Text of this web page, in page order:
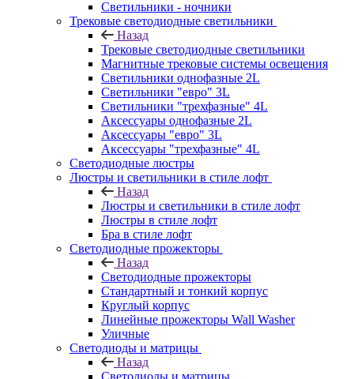
Светильники - ночники
Трековые светодиодные светильники
Назад
Трековые светодиодные светильники
Магнитные трековые системы освещения
Светильники однофазные 2L
Светильники "евро" 3L
Светильники "трехфазные" 4L
Аксессуары однофазные 2L
Аксессуары "евро" 3L
Аксессуары "трехфазные" 4L
Светодиодные люстры
Люстры и светильники в стиле лофт
Назад
Люстры и светильники в стиле лофт
Люстры в стиле лофт
Бра в стиле лофт
Светодиодные прожекторы
Назад
Светодиодные прожекторы
Стандартный и тонкий корпус
Круглый корпус
Линейные прожекторы Wall Washer
Уличные
Светодиоды и матрицы
Назад
Светодиоды и матрицы